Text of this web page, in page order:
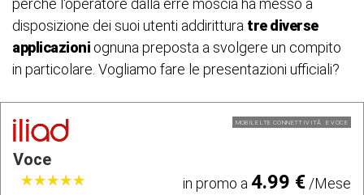
perché l'operatore dalla erre moscia ha messo a
disposizione dei suoi utenti addirittura tre diverse
applicazioni ognuna preposta a svolgere un compito
in particolare. Vogliamo fare le presentazioni ufficiali?
MOBILE LTE CONNETTIVITÃ E VOCE
Voce
★★★★★
★★★★★ in promo a4.99 €/Mese